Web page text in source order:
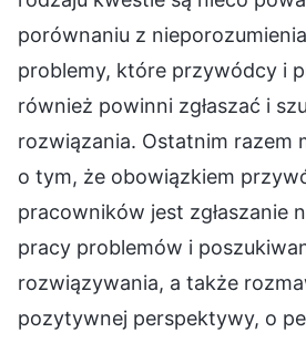
porównaniu z
problemy, które przywódcy i
również powinni zgłaszać i
rozwiązania. Ostatnim razem
o tym, że obowiązkiem
pracowników jest zgłaszanie
pracy problemów i
rozwiązywania, a także
pozytywnej perspektywy, o